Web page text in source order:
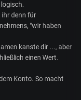
ihr denn für
"wir haben
kanste dir ..., aber
einen Wert.
Konto. So macht